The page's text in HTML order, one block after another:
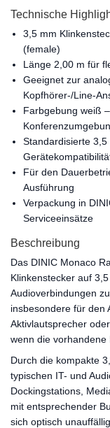
Technische
3,5 mm
(female)
Länge 2,00 m für
Geeignet zur
Kopfhörer-/Line-
Farbgebung weiß
Standardisierte
Für den
Ausführung
Verpackung in
Serviceeinsätze
Beschreibung
Das DINIC Monaco
Klinkenstecker auf
Audioverbindungen
insbesondere für den
Aktivlautsprecher
wenn die vorhandene
Durch die kompakte
typischen IT- und
Dockingstations,
mit entsprechender
sich optisch